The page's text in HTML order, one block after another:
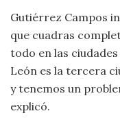
Gutiérrez Campos
que cuadras
todo en las
León es la tercera
y tenemos un
explicó.